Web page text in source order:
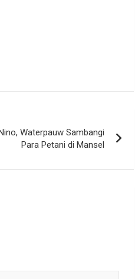
Waterpauw Sambangi
Para Petani di Mansel